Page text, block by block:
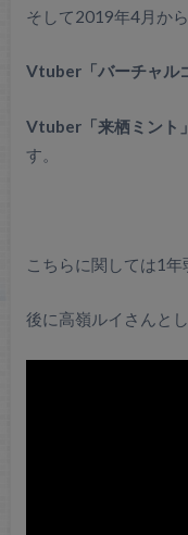
そして2019年4月か
Vtuber「バーチャル
Vtuber「来栖ミント
す。
こちらに関しては1年
後に高嶺ルイさんと